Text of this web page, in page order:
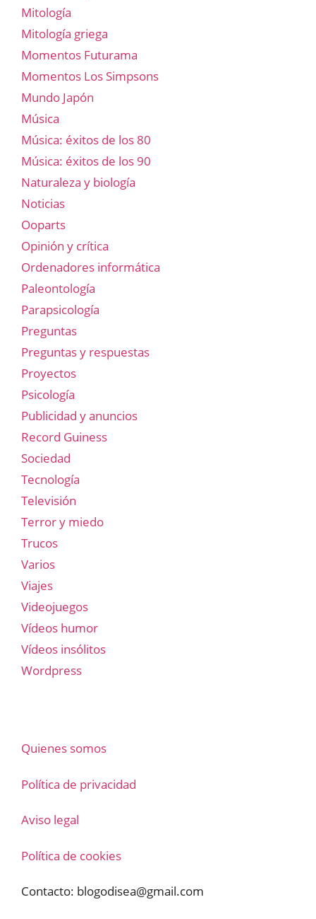
Mitología
Mitología griega
Momentos Futurama
Momentos Los Simpsons
Mundo Japón
Música
Música: éxitos de los 80
Música: éxitos de los 90
Naturaleza y biología
Noticias
Ooparts
Opinión y crítica
Ordenadores informática
Paleontología
Parapsicología
Preguntas
Preguntas y respuestas
Proyectos
Psicología
Publicidad y anuncios
Record Guiness
Sociedad
Tecnología
Televisión
Terror y miedo
Trucos
Varios
Viajes
Videojuegos
Vídeos humor
Vídeos insólitos
Wordpress
Quienes somos
Política de privacidad
Aviso legal
Política de cookies
Contacto: blogodisea@gmail.com